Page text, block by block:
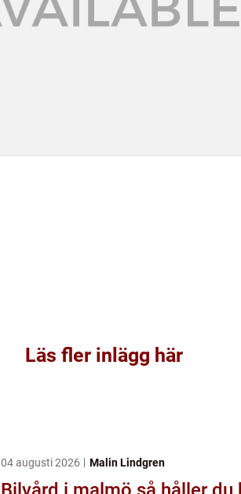
Läs fler inlägg här
04 augusti 2026 Malin Lindgren